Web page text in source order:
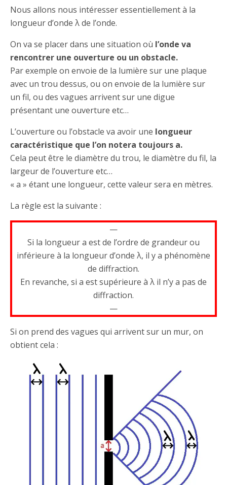
Nous allons nous intéresser essentiellement à la
longueur d’onde λ de l’onde.
On va se placer dans une situation où l’onde va
rencontrer une ouverture ou un obstacle.
Par exemple on envoie de la lumière sur une plaque
avec un trou dessus, ou on envoie de la lumière sur
un fil, ou des vagues arrivent sur une digue
présentant une ouverture etc…
L’ouverture ou l’obstacle va avoir une longueur
caractéristique que l’on notera toujours a.
Cela peut être le diamètre du trou, le diamètre du fil, la
largeur de l’ouverture etc…
« a » étant une longueur, cette valeur sera en mètres.
La règle est la suivante :
—
Si la longueur a est de l’ordre de grandeur ou
inférieure à la longueur d’onde λ, il y a phénomène
de diffraction.
En revanche, si a est supérieure à λ il n’y a pas de
diffraction.
—
Si on prend des vagues qui arrivent sur un mur, on
obtient cela :